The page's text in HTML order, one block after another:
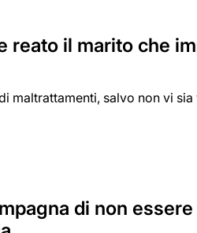
reato il marito che
maltrattamenti, salvo non vi
di non